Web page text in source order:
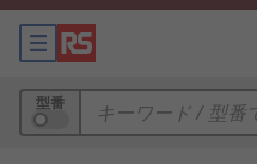
型番